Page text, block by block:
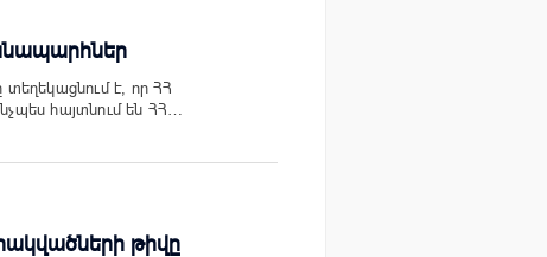
է, որ ՀՀ
հայտնում են ՀՀ…
թիվը